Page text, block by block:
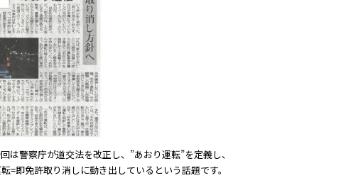
は警察庁が道交法を改正し、”あおり運転”を定義し、
=即免許取り消しに動き出しているという話題です。